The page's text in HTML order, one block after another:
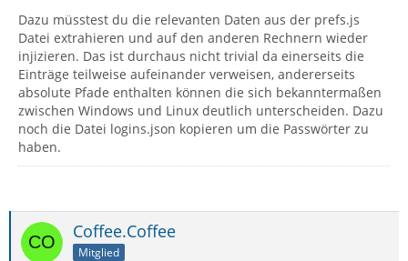
Dazu müsstest du die relevanten Daten aus der prefs.js
Datei extrahieren und auf den anderen Rechnern wieder
injizieren. Das ist durchaus nicht trivial da einerseits die
Einträge teilweise aufeinander verweisen, andererseits
absolute Pfade enthalten können die sich bekanntermaßen
zwischen Windows und Linux deutlich unterscheiden. Dazu
noch die Datei logins.json kopieren um die Passwörter zu
haben.
Coffee.Coffee
Mitglied